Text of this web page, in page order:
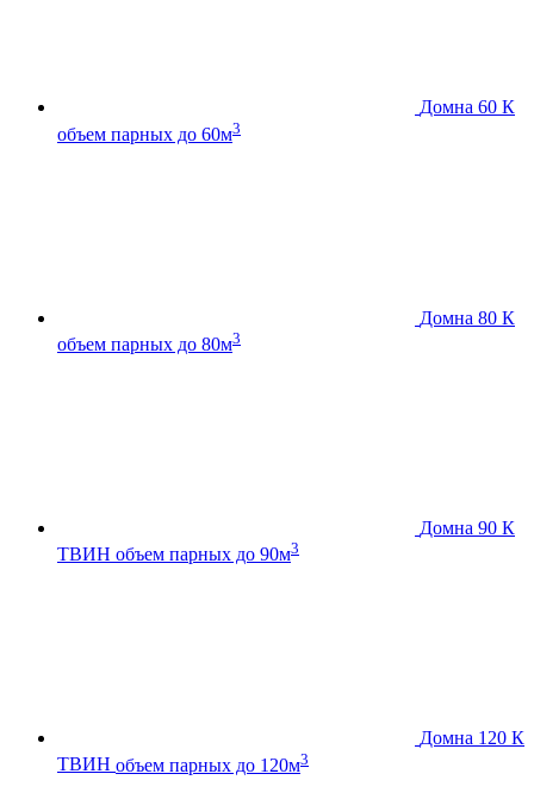
Домна 60 К
объем парных до 60м3
Домна 80 К
объем парных до 80м3
Домна 90 К
ТВИН объем парных до 90м3
Домна 120 К
ТВИН объем парных до 120м3